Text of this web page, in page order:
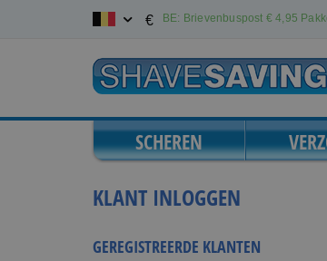
inhoud
€ BE: Brievenbuspost € 4,95
SCHEREN
KLANT INLOGGEN
GEREGISTREERDE KLANTEN